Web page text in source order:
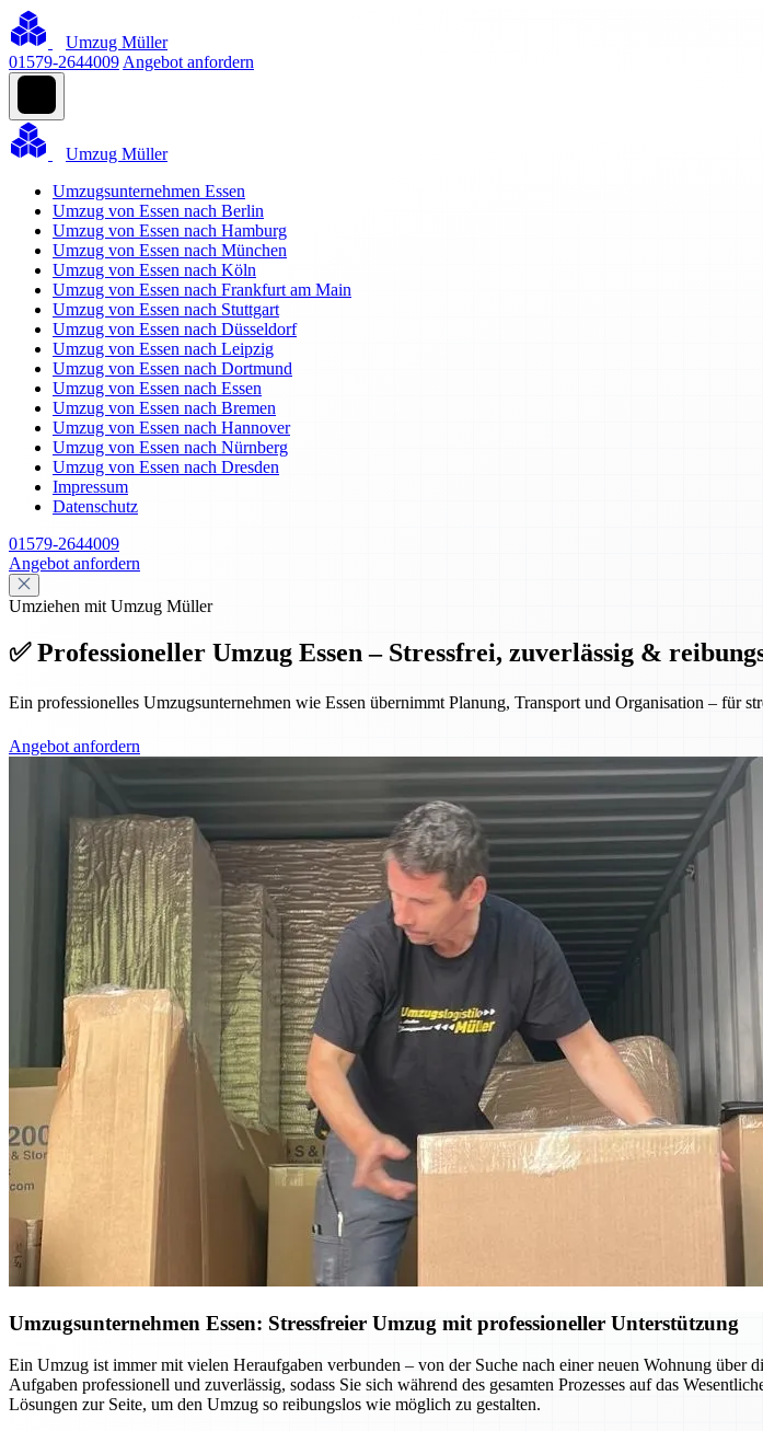
Umzug Müller
01579-2644009 Angebot anfordern
Umzug Müller
Umzugsunternehmen Essen
Umzug von Essen nach Berlin
Umzug von Essen nach Hamburg
Umzug von Essen nach München
Umzug von Essen nach Köln
Umzug von Essen nach Frankfurt am Main
Umzug von Essen nach Stuttgart
Umzug von Essen nach Düsseldorf
Umzug von Essen nach Leipzig
Umzug von Essen nach Dortmund
Umzug von Essen nach Essen
Umzug von Essen nach Bremen
Umzug von Essen nach Hannover
Umzug von Essen nach Nürnberg
Umzug von Essen nach Dresden
Impressum
Datenschutz
01579-2644009
Angebot anfordern
Umziehen mit Umzug Müller
✅ Professioneller Umzug Essen – Stressfrei, zuverlässig &
Ein professionelles Umzugsunternehmen wie Essen übernimmt Planung, Transport und Organisation – für
Angebot anfordern
Umzugsunternehmen Essen: Stressfreier Umzug mit professioneller Unterstützung
Ein Umzug ist immer mit vielen Heraufgaben verbunden – von der Suche nach einer neuen Wohnung
Aufgaben professionell und zuverlässig, sodass Sie sich während des gesamten Prozesses auf das
Lösungen zur Seite, um den Umzug so reibungslos wie möglich zu gestalten.